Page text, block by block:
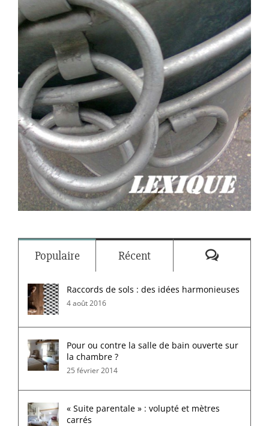
Populaire Récent
Raccords de sols : des idées harmonieuses
4 août 2016
Pour ou contre la salle de bain ouverte sur
la chambre ?
25 février 2014
« Suite parentale » : volupté et mètres
carrés